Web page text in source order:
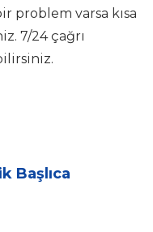
problem varsa kısa
7/24 çağrı
Başlıca